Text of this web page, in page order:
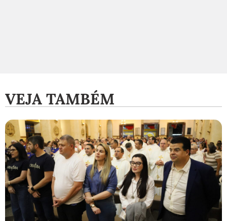
VEJA TAMBÉM